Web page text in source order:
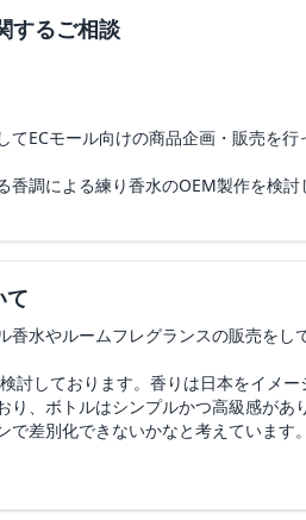
します。大変恐縮ですが、製造の可
からの処方開発ではなく、貴社がす
在庫や調達ルート）があり、最もコ
するご相談
ECモール向けの商品企画・販売を行
香調による練り香水のOEM製作を検
せて頂けますと幸いです。また、納期
に責任と悩みが増える世代）
ラウドファンディング
る気持ち・整いを香りから。プレッ
; 高級感のある仕上がりを希望
は深い黄色（オレンジに近い色）
て
水やルームフレグランスの販売をし
討しております。香りは日本をイメ
り、ボトルはシンプルかつ高級感が
差別化できないかなと考えています
については、ご相談させてください